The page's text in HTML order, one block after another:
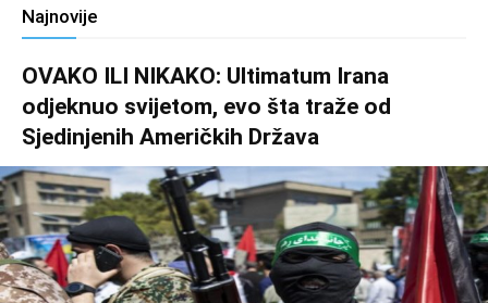
Najnovije
OVAKO ILI NIKAKO: Ultimatum Irana
odjeknuo svijetom, evo šta traže od
Sjedinjenih Američkih Država